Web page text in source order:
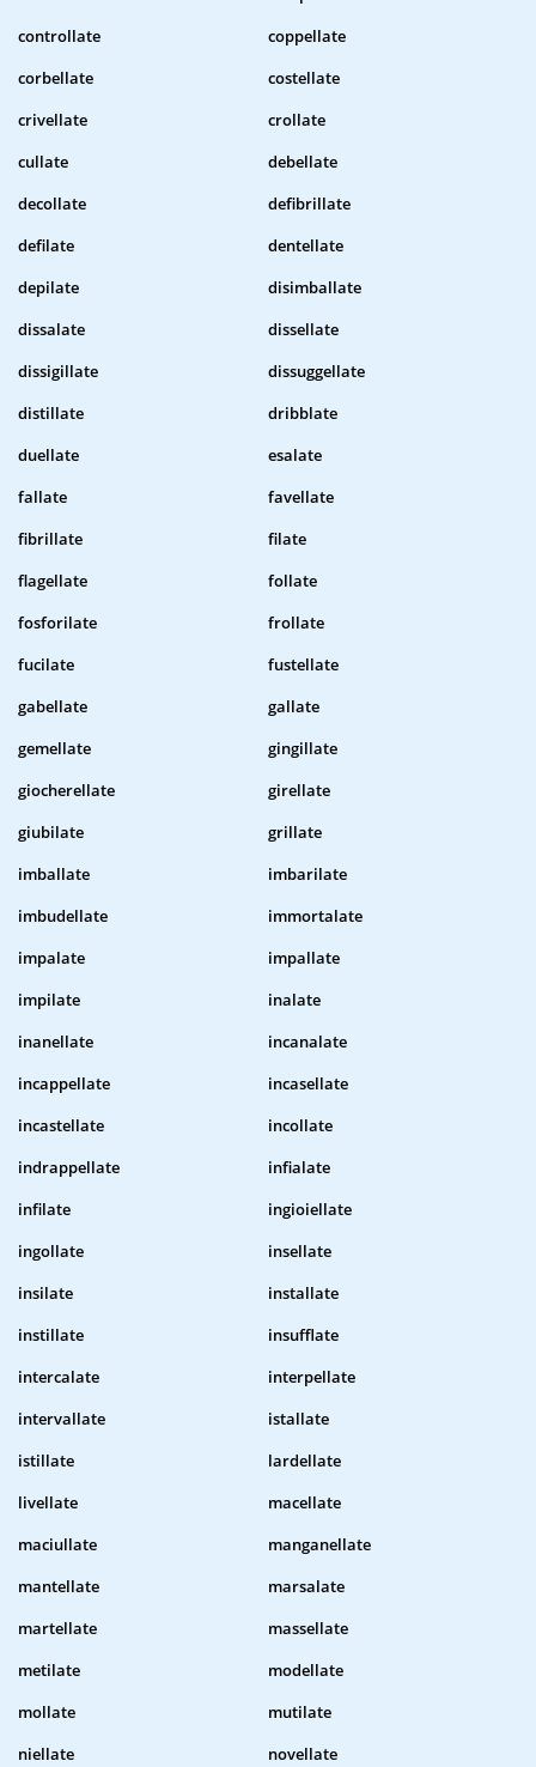
controllate
coppellate
corbellate
costellate
crivellate
crollate
cullate
debellate
decollate
defibrillate
defilate
dentellate
depilate
disimballate
dissalate
dissellate
dissigillate
dissuggellate
distillate
dribblate
duellate
esalate
fallate
favellate
fibrillate
filate
flagellate
follate
fosforilate
frollate
fucilate
fustellate
gabellate
gallate
gemellate
gingillate
giocherellate
girellate
giubilate
grillate
imballate
imbarilate
imbudellate
immortalate
impalate
impallate
impilate
inalate
inanellate
incanalate
incappellate
incasellate
incastellate
incollate
indrappellate
infialate
infilate
ingioiellate
ingollate
insellate
insilate
installate
instillate
insufflate
intercalate
interpellate
intervallate
istallate
istillate
lardellate
livellate
macellate
maciullate
manganellate
mantellate
marsalate
martellate
massellate
metilate
modellate
mollate
mutilate
niellate
novellate